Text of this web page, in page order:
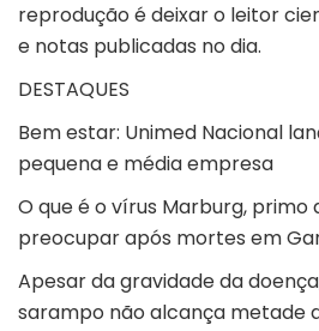
reprodução é deixar o leitor
e notas publicadas no dia.
DESTAQUES
Bem estar: Unimed Nacional
pequena e média empresa
O que é o vírus Marburg, primo
preocupar após mortes em
Apesar da gravidade da
sarampo não alcança metade